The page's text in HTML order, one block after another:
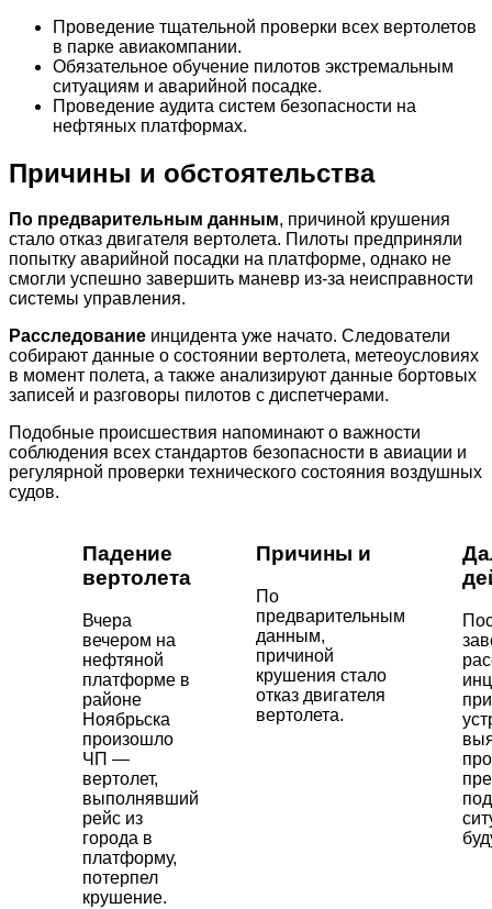
Проведение тщательной проверки всех вертолетов
в парке авиакомпании.
Обязательное обучение пилотов экстремальным
ситуациям и аварийной посадке.
Проведение аудита систем безопасности на
нефтяных платформах.
Причины и обстоятельства
По предварительным данным, причиной крушения
стало отказ двигателя вертолета. Пилоты предприняли
попытку аварийной посадки на платформе, однако не
смогли успешно завершить маневр из-за неисправности
системы управления.
Расследование инцидента уже начато. Следователи
собирают данные о состоянии вертолета, метеоусловиях
в момент полета, а также анализируют данные бортовых
записей и разговоры пилотов с диспетчерами.
Подобные происшествия напоминают о важности
соблюдения всех стандартов безопасности в авиации и
регулярной проверки технического состояния воздушных
судов.
Падение
вертолета
Вчера
вечером на
нефтяной
платформе в
районе
Ноябрьска
произошло
ЧП —
вертолет,
выполнявший
рейс из
города в
платформу,
потерпел
крушение.
Причины и
По
предварительным
данным,
причиной
крушения стало
отказ двигателя
вертолета.